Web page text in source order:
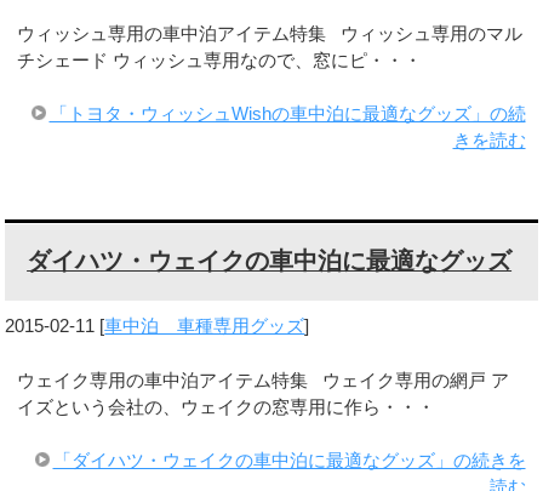
ウィッシュ専用の車中泊アイテム特集 ウィッシュ専用のマル
チシェード ウィッシュ専用なので、窓にピ・・・
「トヨタ・ウィッシュWishの車中泊に最適なグッズ」の続
きを読む
ダイハツ・ウェイクの車中泊に最適なグッズ
2015-02-11 [車中泊 車種専用グッズ]
ウェイク専用の車中泊アイテム特集 ウェイク専用の網戸 ア
イズという会社の、ウェイクの窓専用に作ら・・・
「ダイハツ・ウェイクの車中泊に最適なグッズ」の続きを